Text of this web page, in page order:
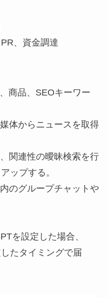
、資金調達
商品、SEOキーワー
体からニュースを取得
関連性の曖昧検索を行
ップする。
のグループチャットや
を設定した場合、
たタイミングで届